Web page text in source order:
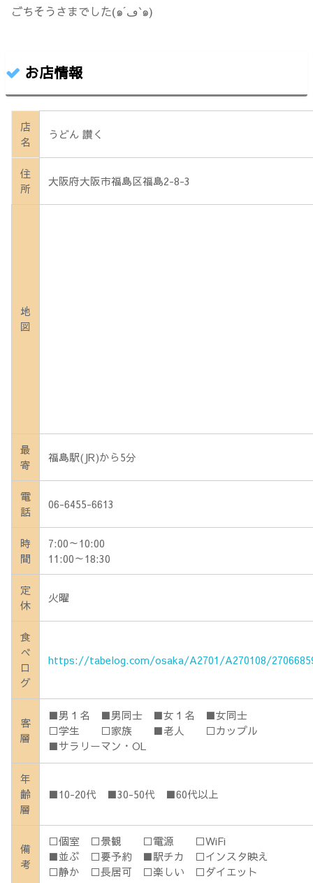
ごちそうさまでした(๑´ڡ`๑)
お店情報
店
名
うどん 讃く
住
所
大阪府大阪市福島区福島2-8-3
地
図
最
寄
福島駅(JR)から5分
電
話
06-6455-6613
時
間
7:00～10:00
11:00～18:30
定
休
火曜
食
べ
ロ
グ
https://tabelog.com/osaka/A2701/A270108/
客
層
■男１名 ■男同士 ■女１名 ■女同士
□学生 □家族 ■老人 □カップル
■サラリーマン・OL
年
齢
層
■10-20代 ■30-50代 ■60代以上
備
考
□個室 □景観 □電源 □WiFi
■並ぶ □要予約 ■駅チカ □インスタ映え
□静か □長居可 □楽しい □ダイエット